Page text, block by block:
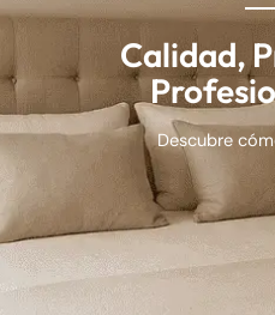
Calidad,
Descubre